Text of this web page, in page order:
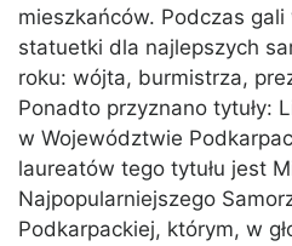
mieszkańców. Podczas
statuetki dla najlepszych
roku: wójta, burmistrza,
Ponadto przyznano tytuły:
w Województwie
laureatów tego tytułu jest
Najpopularniejszego
Podkarpackiej, którym, w